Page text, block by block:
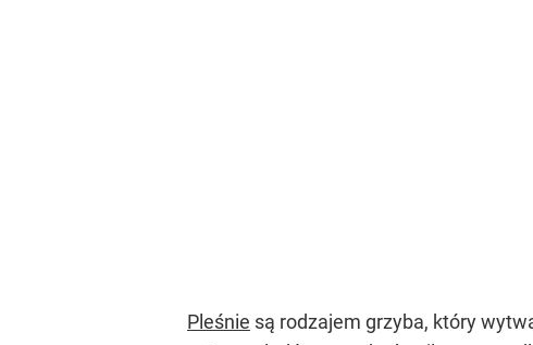
Pleśnie są rodzajem grzyba, który